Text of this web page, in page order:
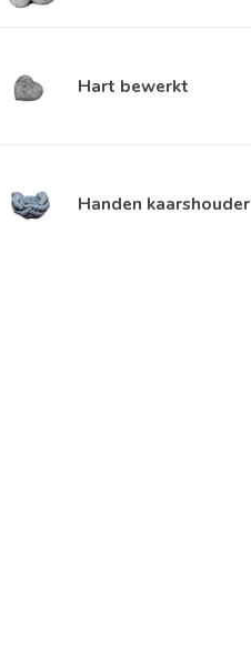
Hart bewerkt
Handen kaarshouder